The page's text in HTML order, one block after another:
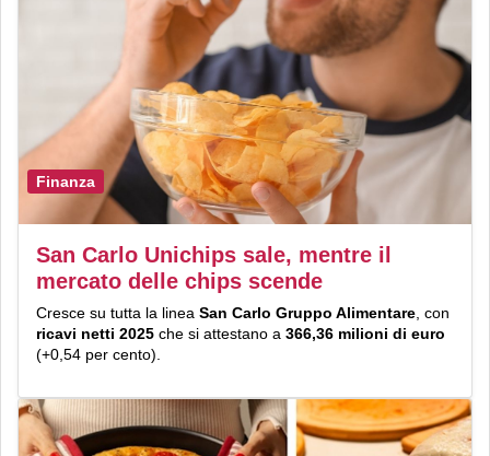
Finanza
San Carlo Unichips sale, mentre il
mercato delle chips scende
Cresce su tutta la linea San Carlo Gruppo Alimentare , con
ricavi netti 2025 che si attestano a 366,36 milioni di euro
(+0,54 per cento).